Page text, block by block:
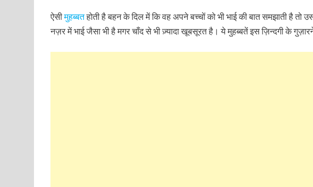
ऐसीमुहब्बतहोती है बहन के दिल में कि वह अपने बच्चों को भी भाई की बात समझाती है तो
नज़र में भाई जैसा भी है मगर चाँद से भी ज़्यादा खूबसूरत है। ये मुहब्बतें इस ज़िन्दगी के